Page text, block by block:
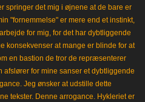
springer det mig i øjnene at de bare er
"fornemmelse" er mere end et instinkt,
for mig, for det har dybtliggende
konsekvenser at mange er blinde for at
en bastion de tror de repræsenterer
for mine sanser et dybtliggende
Jeg ønsker at udstille dette
tekster. Denne arrogance. Hykleriet er